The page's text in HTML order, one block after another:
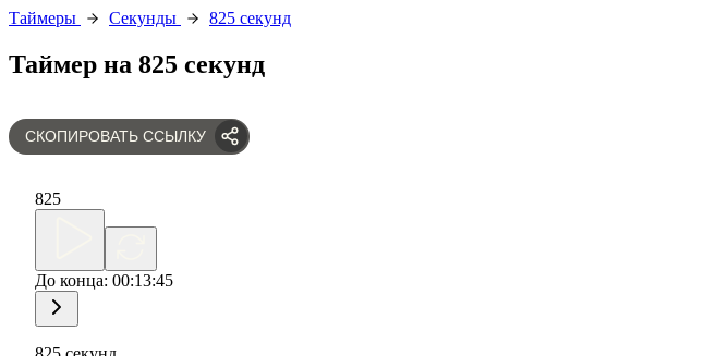
Таймеры Секунды 825 секунд
Таймер на 825 секунд
СКОПИРОВАТЬ ССЫЛКУ
825
До конца: 00:13:45